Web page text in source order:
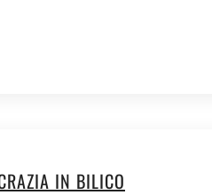
IN BILICO